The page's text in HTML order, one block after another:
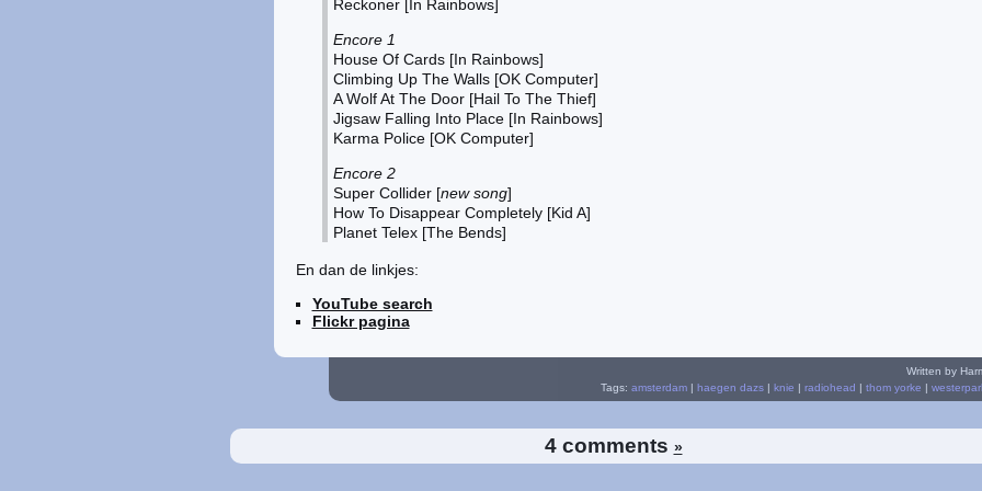
Reckoner [In Rainbows]
Encore 1
House Of Cards [In Rainbows]
Climbing Up The Walls [OK Computer]
A Wolf At The Door [Hail To The Thief]
Jigsaw Falling Into Place [In Rainbows]
Karma Police [OK Computer]
Encore 2
Super Collider [new song]
How To Disappear Completely [Kid A]
Planet Telex [The Bends]
En dan de linkjes:
YouTube search
Flickr pagina
Written by
Tags: amsterdam| haegen dazs| knie | radiohead | thom yorke |
4 comments »